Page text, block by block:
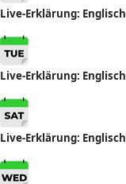
Live-Erklärung: Englisch
Live-Erklärung: Englisch
Live-Erklärung: Englisch